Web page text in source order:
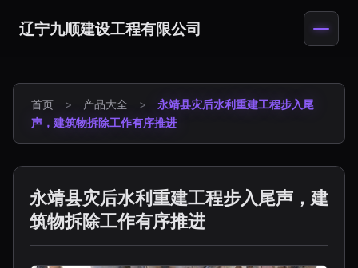
辽宁九顺建设工程有限公司
首页 > 产品大全 >
永靖县灾后水利重建工程步入尾
声，建筑物拆除工作有序推进
永靖县灾后水利重建工程步入尾声，建
筑物拆除工作有序推进